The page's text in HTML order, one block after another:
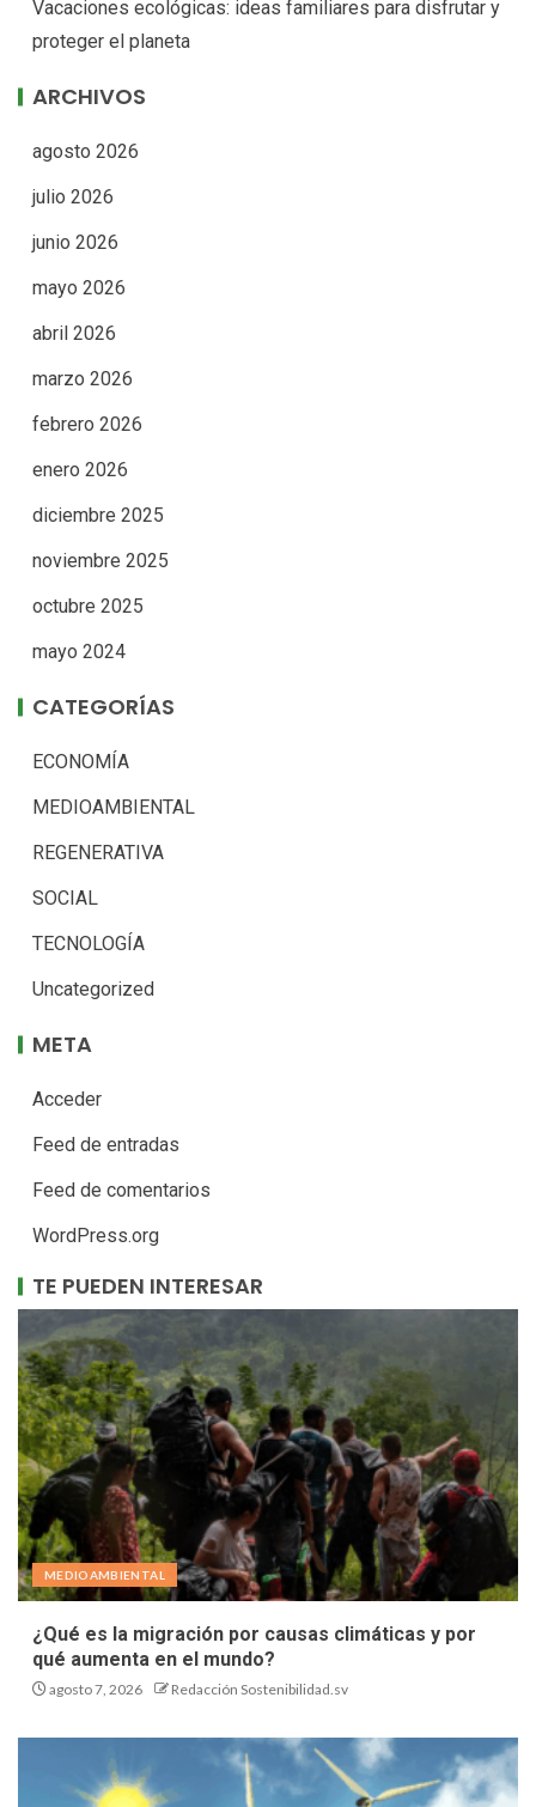
Vacaciones ecológicas: ideas familiares para disfrutar y
proteger el planeta
ARCHIVOS
agosto 2026
julio 2026
junio 2026
mayo 2026
abril 2026
marzo 2026
febrero 2026
enero 2026
diciembre 2025
noviembre 2025
octubre 2025
mayo 2024
CATEGORÍAS
ECONOMÍA
MEDIOAMBIENTAL
REGENERATIVA
SOCIAL
TECNOLOGÍA
Uncategorized
META
Acceder
Feed de entradas
Feed de comentarios
WordPress.org
TE PUEDEN INTERESAR
MEDIOAMBIENTAL
¿Qué es la migración por causas climáticas y por
qué aumenta en el mundo?
agosto 7, 2026 Redacción Sostenibilidad.sv